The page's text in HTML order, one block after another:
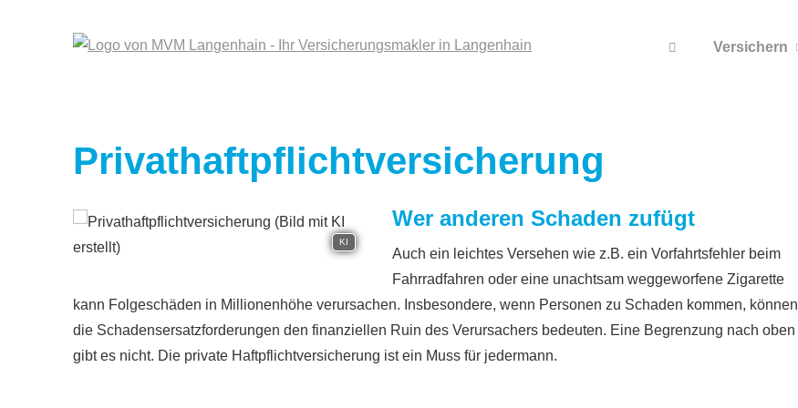
Versichern
Privathaftpflichtversicherung
KI
Wer anderen Schaden zufügt
Auch ein leichtes Versehen wie z.B. ein Vorfahrtsfehler beim
Fahrradfahren oder eine unachtsam weggeworfene Zigarette
kann Folgeschäden in Millionenhöhe verursachen. Insbesondere, wenn Per­sonen zu Schaden kommen, können
die Schadensersatzforderungen den finanziellen Ruin des Verursachers bedeuten. Eine Begrenzung nach oben
gibt es nicht. Die private Haft­pflichtversicherung ist ein Muss für jedermann.